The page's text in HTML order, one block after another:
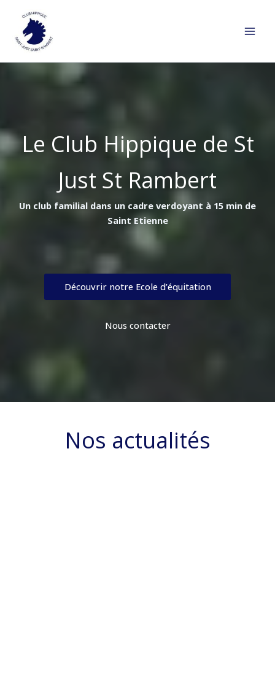
contenu
Le Club Hippique de St
Just St Rambert
Un club familial dans un cadre verdoyant à 15 min de
Saint Etienne
Découvrir notre Ecole d’équitation
Nous contacter
Nos actualités